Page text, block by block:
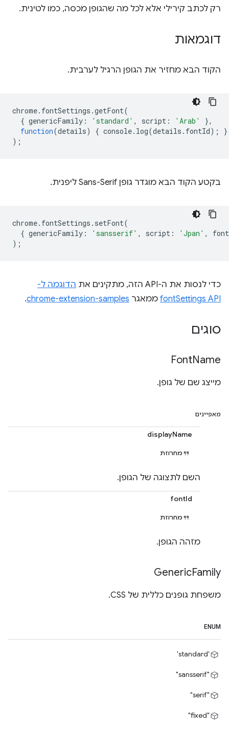
רק לכתב קירילי אלא לכל מה שהגופן מכסה, כמו לטינית.
דוגמאות
הקוד הבא מחזיר את הגופן הרגיל לערבית.
chrome. fontSettings .getFont(
{ genericFamily : 'standard' , script : 'Arab'
},
function(details) { console. log(details . fontId);
}
);
בקטע הקוד הבא מוגדר גופן Sans-Serif ליפנית.
chrome. fontSettings . setFont(
{ genericFamily : 'sansserif' , script : 'Jpan' ,
);
כדי לנסות את ה-API הזה, מתקינים את
הדוגמה ל-
fontSettings API ממאגר chrome-extension-samples
.
סוגים
FontName
מייצג שם של גופן.
מאפיינים
displayName
מחרוזת
השם לתצוגה של הגופן.
fontId
מחרוזת
מזהה הגופן.
GenericFamily
משפחת גופנים כללית של CSS.
ENUM
'standard'
"sansserif"
"serif"
"fixed"